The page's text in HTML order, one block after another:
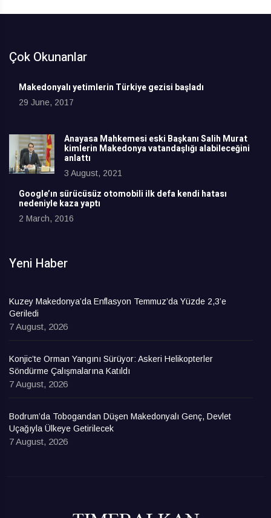
Çok Okunanlar
Makedonyalı yetimlerin Türkiye gezisi başladı
29 June, 2017
Anayasa Mahkemesi eski Başkanı Salih Murat
kimlerin Makedonya vatandaşlığı alabileceğini
anlattı
3 August, 2021
Google’ın sürücüsüz otomobili ilk defa kendi hatası
nedeniyle kaza yaptı
2 March, 2016
Yeni Haber
Kuzey Makedonya’da Enflasyon Temmuz’da Yüzde 2,3’e
Geriledi
7 August, 2026
Konjic’te Orman Yangını Sürüyor: Askeri Helikopterler
Söndürme Çalışmalarına Katıldı
7 August, 2026
Bodrum’da Tobogandan Düşen Makedonyalı Genç, Devlet
Uçağıyla Ülkeye Getirilecek
7 August, 2026